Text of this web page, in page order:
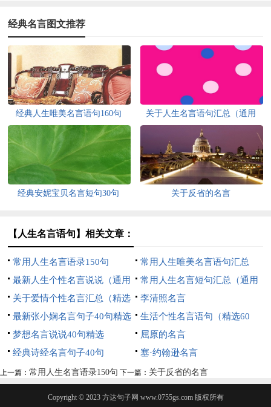
经典名言图文推荐
经典人生唯美名言语句160句
关于人生名言语句汇总（通用
110句）
经典安妮宝贝名言短句30句 关于反省的名言
【人生名言语句】相关文章：
常用人生名言语录150句
常用人生唯美名言语句汇总
（通用140句）
最新人生个性名言说说（通用
120句）
常用人生名言短句汇总（通用
70句）
关于爱情个性名言汇总（精选
60句）
李清照名言
最新张小娴名言句子40句精选
生活个性名言语句（精选60
句）
梦想名言说说40句精选
屈原的名言
经典诗经名言句子40句
塞·约翰逊名言
上一篇： 常用人生名言语录150句 下一篇： 关于反省的名言
Copyright © 2023 方达句子网 www.0755gs.com 版权所有